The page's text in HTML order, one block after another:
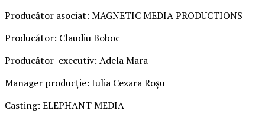
Producător asociat: MAGNETIC MEDIA PRODUCTIONS
Producător: Claudiu Boboc
Producător executiv: Adela Mara
Manager producție: Iulia Cezara Roșu
Casting: ELEPHANT MEDIA